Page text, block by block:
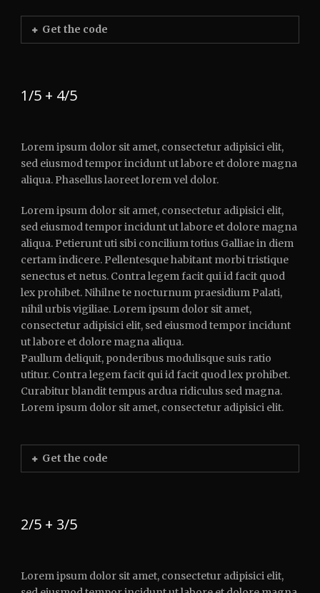
Get the code
1/5 + 4/5
Lorem ipsum dolor sit amet, consectetur adipisici elit,
sed eiusmod tempor incidunt ut labore et dolore magna
aliqua. Phasellus laoreet lorem vel dolor.
Lorem ipsum dolor sit amet, consectetur adipisici elit,
sed eiusmod tempor incidunt ut labore et dolore magna
aliqua. Petierunt uti sibi concilium totius Galliae in diem
certam indicere. Pellentesque habitant morbi tristique
senectus et netus. Contra legem facit qui id facit quod
lex prohibet. Nihilne te nocturnum praesidium Palati,
nihil urbis vigiliae. Lorem ipsum dolor sit amet,
consectetur adipisici elit, sed eiusmod tempor incidunt
ut labore et dolore magna aliqua.
Paullum deliquit, ponderibus modulisque suis ratio
utitur. Contra legem facit qui id facit quod lex prohibet.
Curabitur blandit tempus ardua ridiculus sed magna.
Lorem ipsum dolor sit amet, consectetur adipisici elit.
Get the code
2/5 + 3/5
Lorem ipsum dolor sit amet, consectetur adipisici elit,